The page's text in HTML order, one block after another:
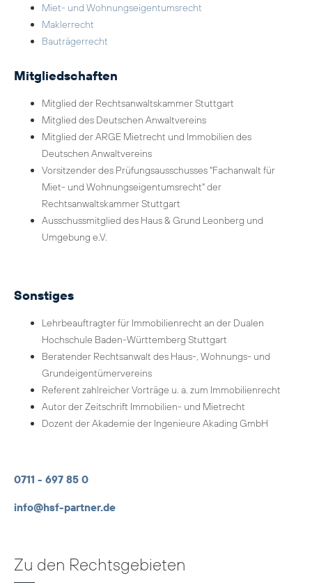
Miet- und Wohnungseigentumsrecht
Maklerrecht
Bauträgerrecht
Mitgliedschaften
Mitglied der Rechtsanwaltskammer Stuttgart
Mitglied des Deutschen Anwaltvereins
Mitglied der ARGE Mietrecht und Immobilien des
Deutschen Anwaltvereins
Vorsitzender des Prüfungsausschusses "Fachanwalt für
Miet- und Wohnungseigentumsrecht" der
Rechtsanwaltskammer Stuttgart
Ausschussmitglied des Haus & Grund Leonberg und
Umgebung e.V.
Sonstiges
Lehrbeauftragter für Immobilienrecht an der Dualen
Hochschule Baden-Württemberg Stuttgart
Beratender Rechtsanwalt des Haus-, Wohnungs- und
Grundeigentümervereins
Referent zahlreicher Vorträge u. a. zum Immobilienrecht
Autor der Zeitschrift Immobilien- und Mietrecht
Dozent der Akademie der Ingenieure Akading GmbH
0711 - 697 85 0
info@hsf-partner.de
Zu den Rechtsgebieten